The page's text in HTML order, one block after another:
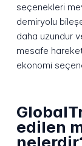
seçenekleri
demiryolu
daha uzundur
mesafe
ekonomi
edilen